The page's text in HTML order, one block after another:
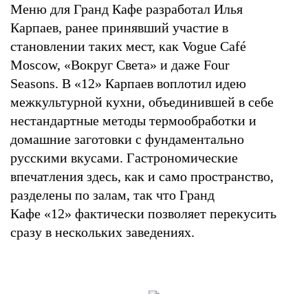
Меню для Гранд Кафе разработал Илья
Карпаев, ранее принявший участие в
становлении таких мест, как Vogue Café
Moscow, «Вокруг Света» и даже Four
Seasons. В «12» Карпаев воплотил идею
межкультурной кухни, объединившей в себе
нестандартные методы термообработки и
домашние заготовки с фундаментально
русскими вкусами. Гастрономические
впечатления здесь, как и само пространство,
разделены по залам, так что Гранд
Кафе «12» фактически позволяет перекусить
сразу в нескольких заведениях.